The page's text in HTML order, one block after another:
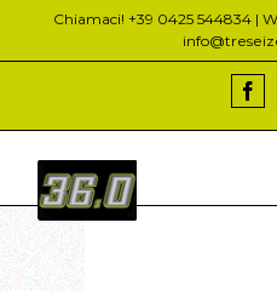
contenuto
Chiamaci! +39 0425 544834 |